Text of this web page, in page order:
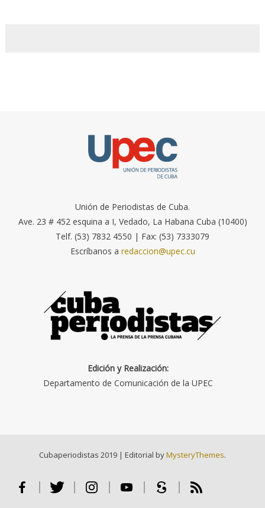
Unión de Periodistas de Cuba.
Ave. 23 # 452 esquina a I, Vedado, La Habana Cuba (10400)
Telf. (53) 7832 4550 | Fax: (53) 7333079
Escríbanos a redaccion@upec.cu
Edición y Realización:
Departamento de Comunicación de la UPEC
Cubaperiodistas 2019 | Editorial byMysteryThemes.
Facebook Twitter Instagram Youtube Scribd RSS